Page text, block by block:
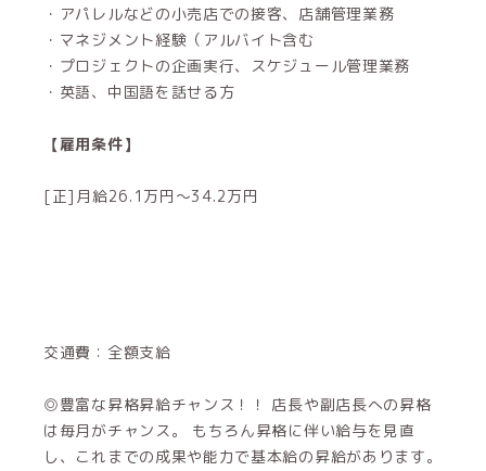
・アパレルなどの小売店での接客、店舗管理業務
・マネジメント経験（アルバイト含む
・プロジェクトの企画実行、スケジュール管理業務
・英語、中国語を話せる方
【雇用条件】
[正] 月給26.1万円～34.2万円
交通費：全額支給
◎豊富な昇格昇給チャンス！！ 店長や副店長への昇格
は毎月がチャンス。 もちろん昇格に伴い給与を見直
し、これまでの成果や能力で基本給の昇給があります。